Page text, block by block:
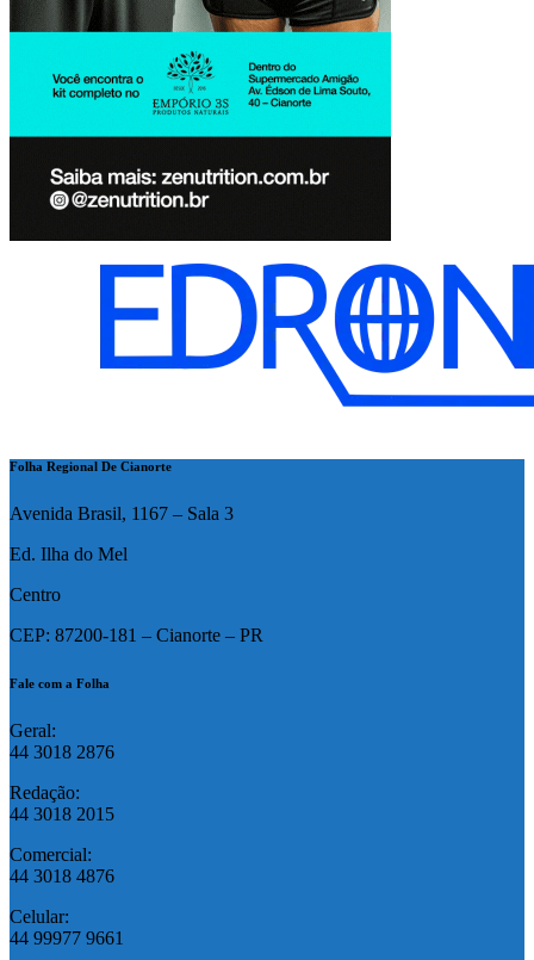
Folha Regional De Cianorte
Avenida Brasil, 1167 – Sala 3
Ed. Ilha do Mel
Centro
CEP: 87200-181 – Cianorte – PR
Fale com a Folha
Geral:
44 3018 2876
Redação:
44 3018 2015
Comercial:
44 3018 4876
Celular:
44 99977 9661